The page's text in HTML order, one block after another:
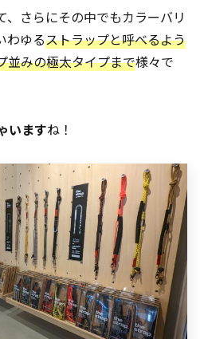
、さらにその中でもカラーバリ
わゆるストラップと呼べるよう
並みの極太タイプまで様々で
いますね！